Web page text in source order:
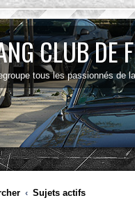
CLUB DE
tous les passionnés de
Sujets actifs